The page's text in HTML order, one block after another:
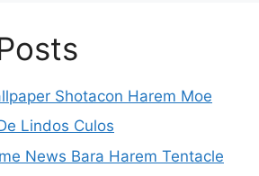
Shotacon Harem Moe
Lindos Culos
News Bara Harem Tentacle